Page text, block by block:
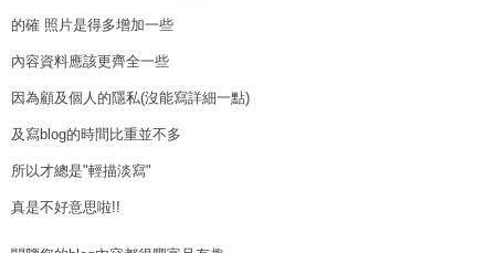
的確 照片是得多增加一些
內容資料應該更齊全一些
因為顧及個人的隱私(沒能寫詳細一點)
及寫blog的時間比重並不多
所以才總是"輕描淡寫"
真是不好意思啦!!